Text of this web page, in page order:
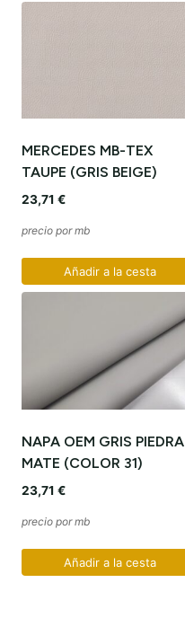
MERCEDES MB-TEX
TAUPE (GRIS BEIGE)
23,71 €
precio por mb
Añadir a la cesta
NAPA OEM GRIS PIEDRA
MATE (COLOR 31)
23,71 €
precio por mb
Añadir a la cesta